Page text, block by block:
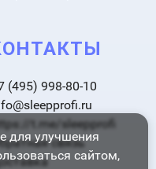
(495) 998-80-10
t.me/sleepprofi
связь
для улучшения
сайтом,